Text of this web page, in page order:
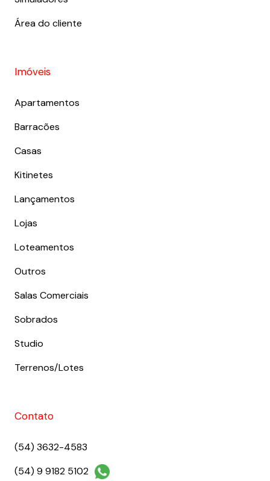
Área do cliente
Imóveis
Apartamentos
Barracões
Casas
Kitinetes
Lançamentos
Lojas
Loteamentos
Outros
Salas Comerciais
Sobrados
Studio
Terrenos/Lotes
Contato
(54) 3632-4583
(54) 9 9182 5102